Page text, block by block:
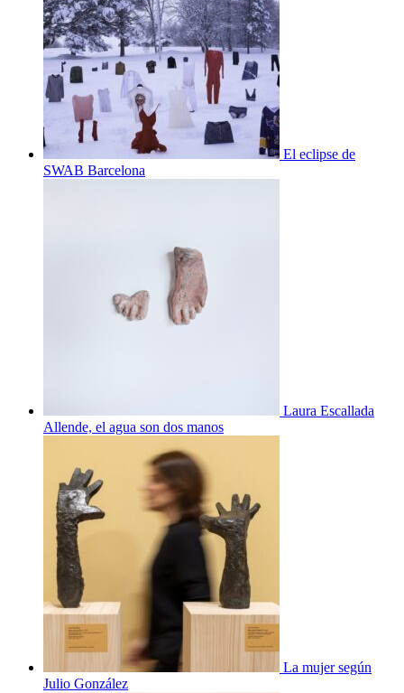
El eclipse de
SWAB Barcelona
Laura Escallada
Allende, el agua son dos manos
La mujer según
Julio González